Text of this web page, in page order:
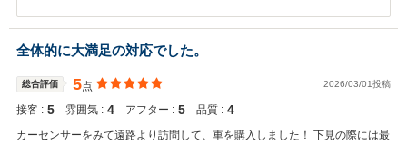
今後とも宜しくお願い致します。
全体的に大満足の対応でした。
総合評価 5点 2026/03/01投稿
接客 : 5 雰囲気 : 4 アフター : 5 品質 : 4
カーセンサーをみて遠路より訪問して、車を購入しました！ 下見の際には最